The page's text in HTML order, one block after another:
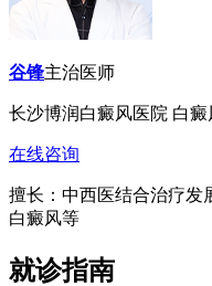
谷锋主治医师
长沙博润白癜风医院 白癜
在线咨询
擅长：中西医结合治疗发
白癜风等
就诊指南